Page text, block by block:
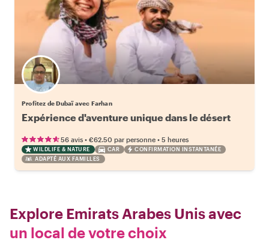
Profitez de Dubaï avec Farhan
Expérience d'aventure unique dans le désert
56 avis • €62.50 par personne • 5 heures
WILDLIFE & NATURE CAR
CONFIRMATION INSTANTANÉE
ADAPTÉ AUX FAMILLES
Explore Emirats Arabes Unis avec
un local de votre choix